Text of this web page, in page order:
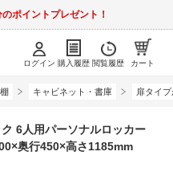
ポイントプレゼント！
ログイン 購入履歴 閲覧履歴 カート
キャビネット・書庫 扉タイ
6人用パーソナルロッカー
奥行450×高さ1185mm